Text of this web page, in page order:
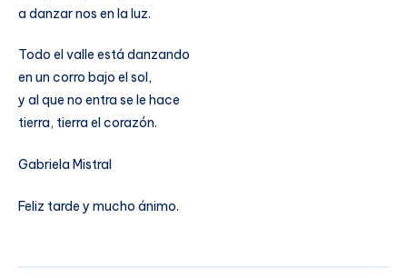
a danzar nos en la luz.
Todo el valle está danzando
en un corro bajo el sol,
y al que no entra se le hace
tierra, tierra el corazón.
Gabriela Mistral
Feliz tarde y mucho ánimo.